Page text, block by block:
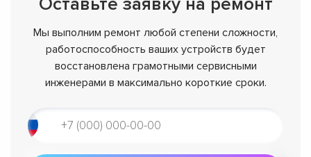
Мы выполним ремонт любой степени сложности,
работоспособность ваших устройств будет
восстановлена грамотными сервисными
инженерами в максимально короткие сроки.